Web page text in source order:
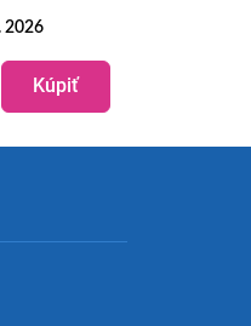
2026
Kúpiť